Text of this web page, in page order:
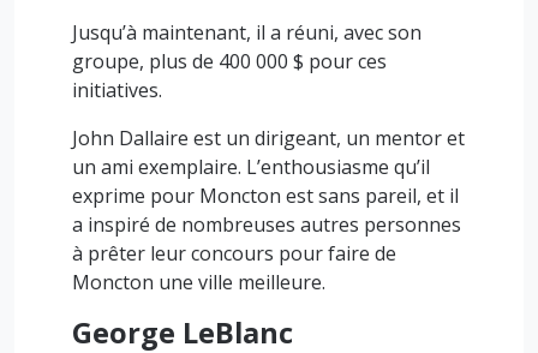
Jusqu’à maintenant, il a réuni, avec son
groupe, plus de 400 000 $ pour ces
initiatives.
John Dallaire est un dirigeant, un mentor et
un ami exemplaire. L’enthousiasme qu’il
exprime pour Moncton est sans pareil, et il
a inspiré de nombreuses autres personnes
à prêter leur concours pour faire de
Moncton une ville meilleure.
George LeBlanc